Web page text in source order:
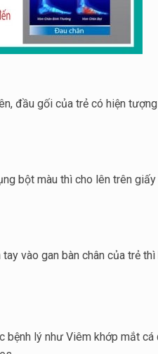
đầu gối của trẻ có hiện
bột màu thì cho lên trên
vào gan bàn chân của trẻ
lý như Viêm khớp mắt